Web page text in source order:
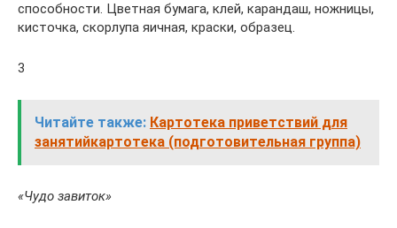
способности. Цветная бумага, клей, карандаш, ножницы,
кисточка, скорлупа яичная, краски, образец.
3
Читайте также: Картотека приветствий для
занятийкартотека (подготовительная группа)
«Чудо завиток»